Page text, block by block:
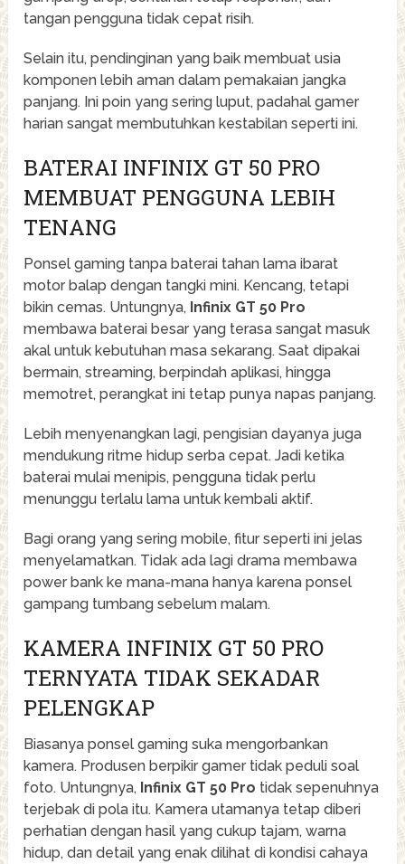
tangan pengguna tidak cepat risih.
Selain itu, pendinginan yang baik membuat usia
komponen lebih aman dalam pemakaian jangka
panjang. Ini poin yang sering luput, padahal gamer
harian sangat membutuhkan kestabilan seperti ini.
BATERAI INFINIX GT 50 PRO
MEMBUAT PENGGUNA LEBIH
TENANG
Ponsel gaming tanpa baterai tahan lama ibarat
motor balap dengan tangki mini. Kencang, tetapi
bikin cemas. Untungnya, Infinix GT 50 Pro
membawa baterai besar yang terasa sangat masuk
akal untuk kebutuhan masa sekarang. Saat dipakai
bermain, streaming, berpindah aplikasi, hingga
memotret, perangkat ini tetap punya napas panjang.
Lebih menyenangkan lagi, pengisian dayanya juga
mendukung ritme hidup serba cepat. Jadi ketika
baterai mulai menipis, pengguna tidak perlu
menunggu terlalu lama untuk kembali aktif.
Bagi orang yang sering mobile, fitur seperti ini jelas
menyelamatkan. Tidak ada lagi drama membawa
power bank ke mana-mana hanya karena ponsel
gampang tumbang sebelum malam.
KAMERA INFINIX GT 50 PRO
TERNYATA TIDAK SEKADAR
PELENGKAP
Biasanya ponsel gaming suka mengorbankan
kamera. Produsen berpikir gamer tidak peduli soal
foto. Untungnya, Infinix GT 50 Pro tidak sepenuhnya
terjebak di pola itu. Kamera utamanya tetap diberi
perhatian dengan hasil yang cukup tajam, warna
hidup, dan detail yang enak dilihat di kondisi cahaya